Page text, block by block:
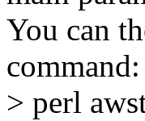
You can
command:
> perl